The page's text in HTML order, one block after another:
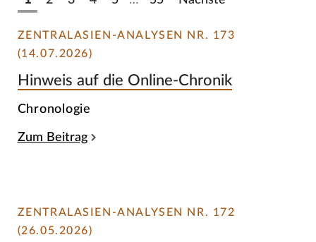
ZENTRALASIEN-ANALYSEN NR. 173
(14.07.2026)
Hinweis auf die Online-Chronik
Chronologie
Zum Beitrag
ZENTRALASIEN-ANALYSEN NR. 172
(26.05.2026)